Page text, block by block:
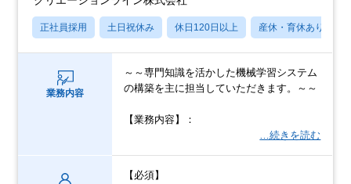
正社員採用 土日祝休み 休日120日以上 産休・育休あり
業務内容
～～専門知識を活かした機械学習システム
の構築を主に担当していただきます。～～
【業務内容】：
…続きを読む
【必須】